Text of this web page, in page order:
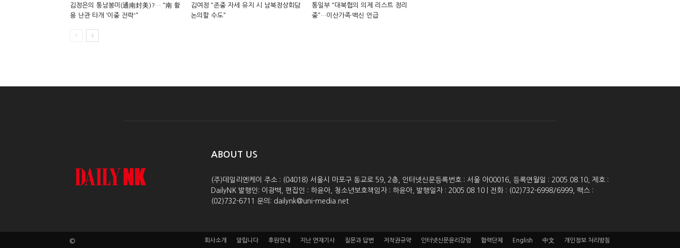
김정은의 통남봉미(通南封美)?… “南 활
용 난관 타개 ‘이중 전략'”
김여정 “존중 자세 유지 시 남북정상회담
논의할 수도”
통일부 “대북협의 의제 리스트 정리
중”…이산가족·백신 언급
ABOUT US
(주)데일리엔케이 주소 : (04018) 서울시 마포구 동교로 59, 2층, 인터넷신문등록번호 : 서울 아00016, 등록연월일 : 2005.08.10, 제호 :
DailyNK 발행인: 이광백, 편집인 : 하윤아, 청소년보호책임자 : 하윤아, 발행일자 : 2005.08.10 | 전화 : (02)732-6998/6999, 팩스 :
(02)732-6711 문의: dailynk@uni-media.net
회사소개 알립니다 후원안내 지난 연재기사 질문과 답변 저작권규약 인터넷신문윤리강령 협력단체 English 中文 개인정보 처리방침
©